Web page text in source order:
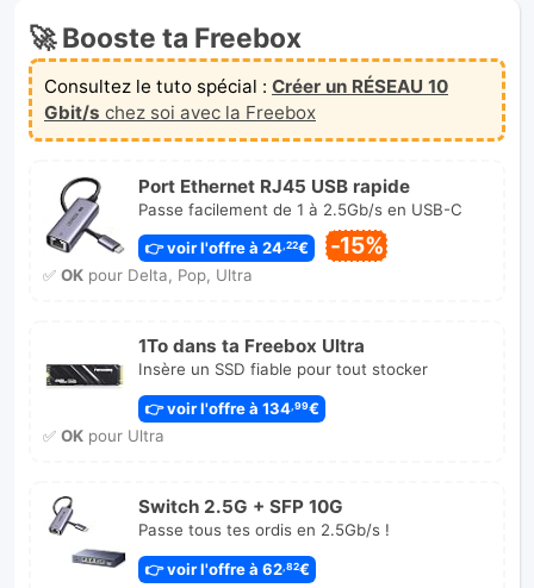
🚀 Booste ta Freebox
Consultez le tuto spécial : Créer un RÉSEAU 10
Gbit/s chez soi avec la Freebox
Port Ethernet RJ45 USB rapide
Passe facilement de 1 à 2.5Gb/s en USB-C
👉 voir l'offre à 24,22€ -15%
✅ OKpour Delta, Pop, Ultra
1To dans ta Freebox Ultra
Insère un SSD fiable pour tout stocker
👉 voir l'offre à 134 ,99€
✅ OKpour Ultra
Switch 2.5G + SFP 10G
Passe tous tes ordis en 2.5Gb/s !
👉 voir l'offre à 62,82€